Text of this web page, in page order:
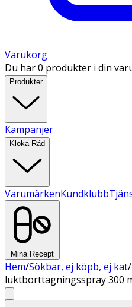
Varukorg
Du har 0 produkter i din
Produkter
Kampanjer
Kloka Råd
VarumärkenKundklubb
Mina Recept
Hem/Sökbar, ej köpb, ej kat/
luktborttagningsspray 300